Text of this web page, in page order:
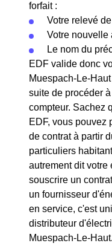
forfait :
Votre relevé
Votre nouvelle
Le nom du
EDF valide donc
Muespach-Le-
suite de procéder
compteur. Sachez
EDF, vous pouvez
de contrat à partir
particuliers
autrement dit votre
souscrire un
un fournisseur
en service, c'est
distributeur
Muespach-Le-Haut.